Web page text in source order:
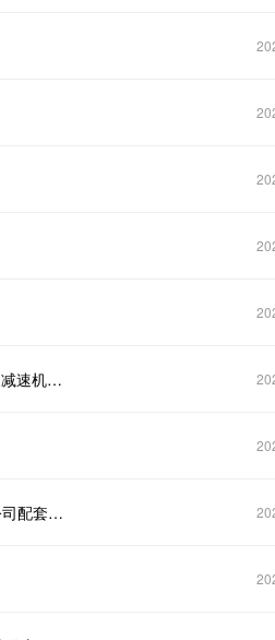
南方精工(002553.SZ)：在人形机器人领域，目前公司和国内头部两家减速机厂商合作开发新型减速机；相关样品已送至美国特斯拉，试验结果良好，获得较高认可
五洲新春(603667.SH)：下一步将逐步扩大国内领先的机器人减速器公司配套服务